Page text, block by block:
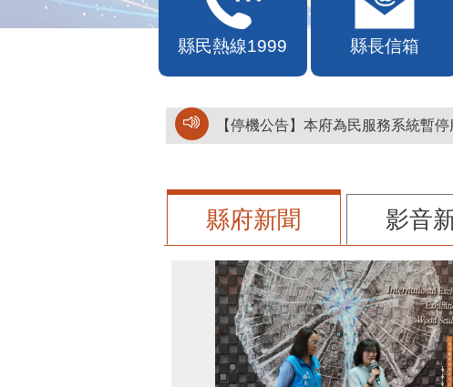
縣民熱線1999 縣長信箱
【停機公告】本府為民服務系統暫
縣府新聞 影音